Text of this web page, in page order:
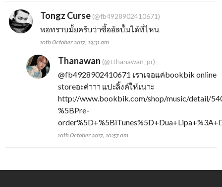
Tongz Curse (@fb4928902410671)
พอทราบมั้ยครับว่าซื้ออัลบั้มได้ที่ไหน
10th October 2017, 12:31 am
Thanawan (@tthanawan_pr)
@fb4928902410671 เราเจอแค่bookbik online
storeอะค่าาา แปะลิ้งค์ให้เนาะ
http://www.bookbik.com/shop/music/detail/
%5BPre-
10th October 2017, 10:57 am